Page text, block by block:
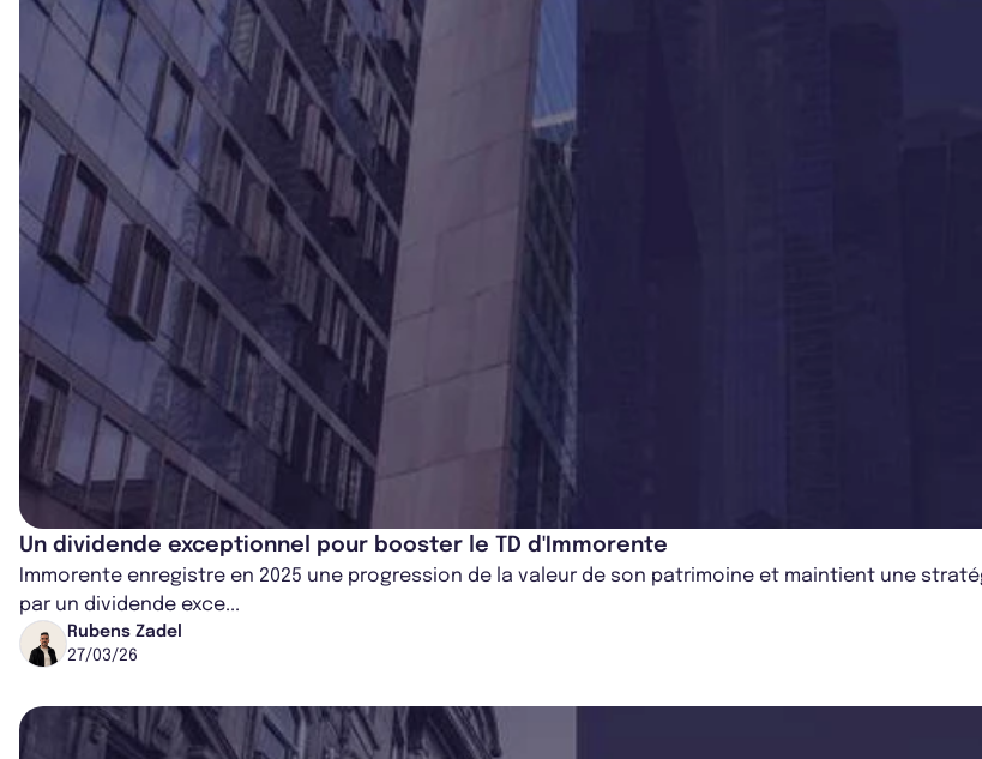
Un dividende exceptionnel pour booster le TD d'Immorente
Immorente enregistre en 2025 une progression de la valeur de son patrimoine et maintient une
par un dividende exce...
Rubens Zadel
27/03/26